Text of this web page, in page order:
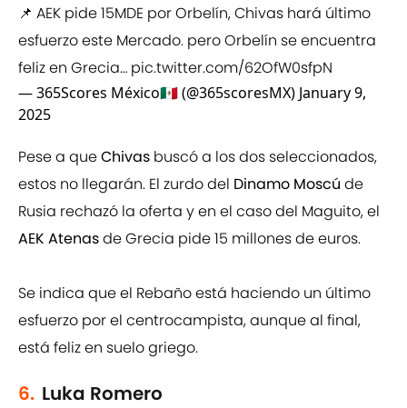
📌 AEK pide 15MDE por Orbelín, Chivas hará último
esfuerzo este Mercado. pero Orbelín se encuentra
feliz en Grecia… pic.twitter.com/62OfW0sfpN
— 365Scores México🇲🇽 (@365scoresMX) January 9,
2025
Pese a queChivas buscó a los dos seleccionados,
estos no llegarán. El zurdo del Dinamo Moscú de
Rusia rechazó la oferta y en el caso del Maguito, el
AEK Atenasde Grecia pide 15 millones de euros.
Se indica que el Rebaño está haciendo un último
esfuerzo por el centrocampista, aunque al final,
está feliz en suelo griego.
6. Luka Romero